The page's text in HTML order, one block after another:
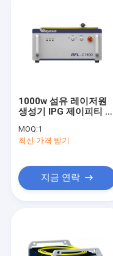
1000w 섬유 레이저원
생성기 IPG 제이피티 레
MOQ:1
최신 가격 받기
지금 연락